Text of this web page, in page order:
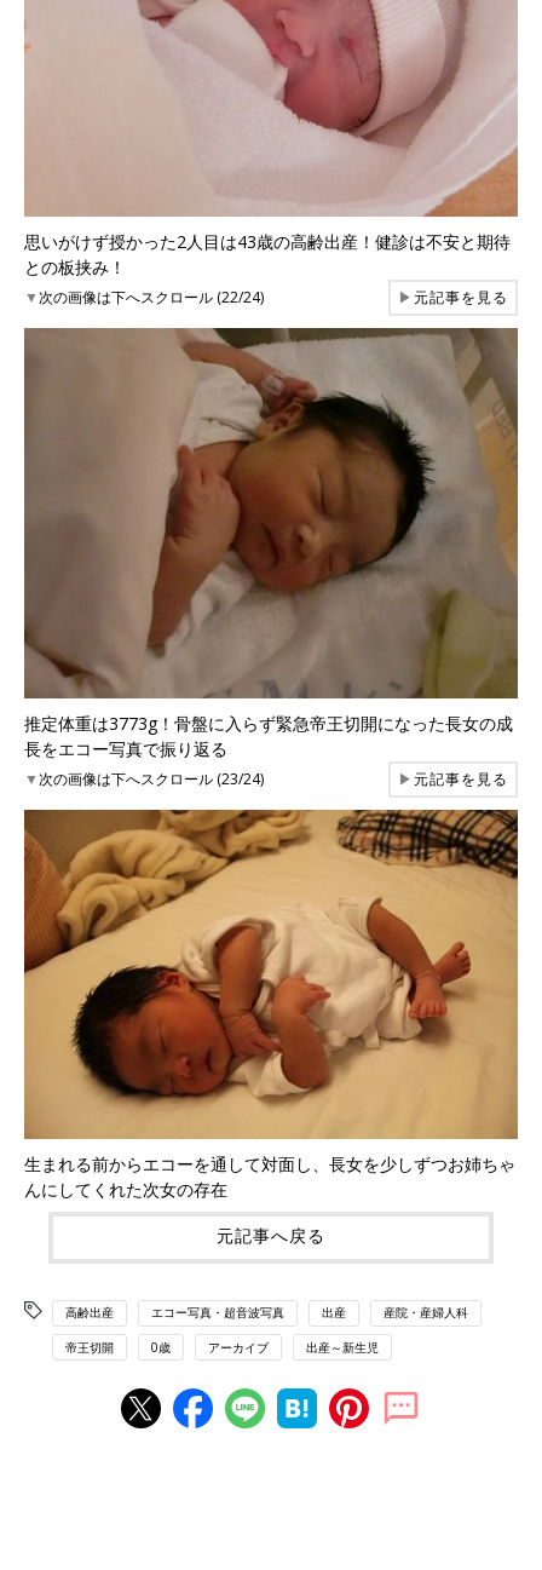
思いがけず授かった2人目は43歳の高齢出産！健診は不安と期待
との板挟み！
▼次の画像は下へスクロール (22/24) ▶元記事を見る
推定体重は3773g！骨盤に入らず緊急帝王切開になった長女の成
長をエコー写真で振り返る
▼次の画像は下へスクロール (23/24) ▶元記事を見る
生まれる前からエコーを通して対面し、長女を少しずつお姉ちゃ
んにしてくれた次女の存在
元記事へ戻る
高齢出産 エコー写真・超音波写真 出産 産院・産婦人科
帝王切開 0歳 アーカイブ 出産～新生児